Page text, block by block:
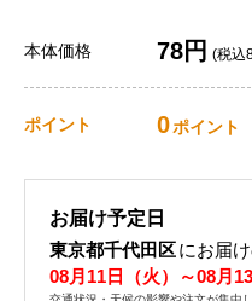
本体価格 78円 (税込
ポイント 0ポイント
お届け予定日
東京都千代田区にお届
08月11日（火）～08月13